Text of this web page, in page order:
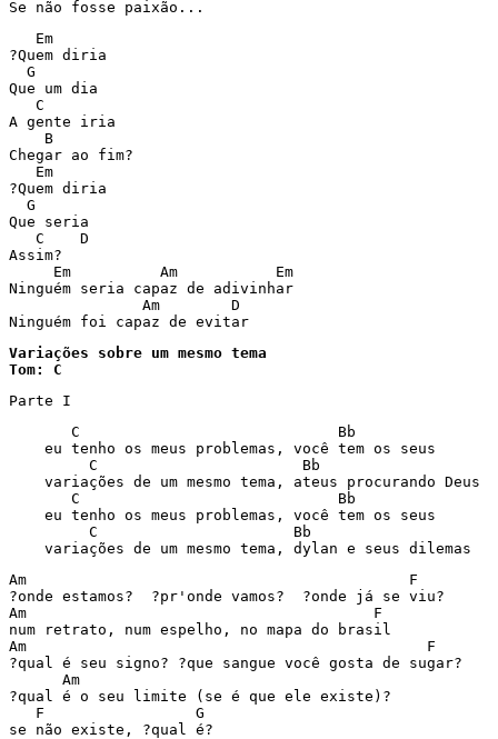
   Em
?Quem diria
  G
Que um dia
   C
A gente iria
    B
Chegar ao fim?
   Em
?Quem diria
  G
Que seria
   C    D
Assim?
     Em          Am           Em
Ninguém seria capaz de adivinhar
               Am        D
Variações sobre um mesmo tema
Tom: C
Parte I
       C                             Bb
    eu tenho os meus problemas, você tem os seus
         C                       Bb
    variações de um mesmo tema, ateus procurando Deus
       C                             Bb
    eu tenho os meus problemas, você tem os seus
         C                      Bb
    variações de um mesmo tema, dylan e seus dilemas
Am                                           F
?onde estamos?  ?pr'onde vamos?  ?onde já se viu?
Am                                       F
num retrato, num espelho, no mapa do brasil
Am                                             F
?qual é seu signo? ?que sangue você gosta de sugar?
      Am
?qual é o seu limite (se é que ele existe)?
   F                 G
se não existe, ?qual é?